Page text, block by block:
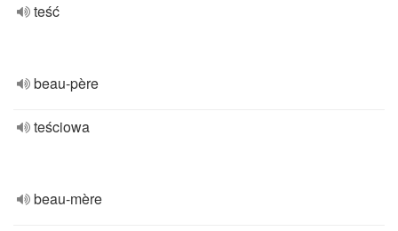
teść
beau-père
teściowa
beau-mère